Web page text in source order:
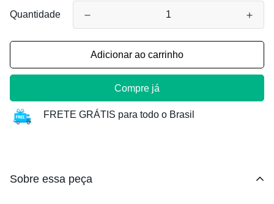
Quantidade
Adicionar ao carrinho
Compre já
FRETE GRÁTIS para todo o Brasil
Sobre essa peça